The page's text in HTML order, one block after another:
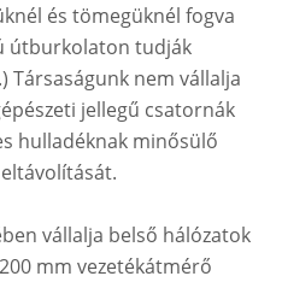
és tömegüknél fogva
útburkolaton tudják
Társaságunk nem vállalja
jellegű csatornák
hulladéknak minősülő
vállalja belső hálózatok
mm vezetékátmérő